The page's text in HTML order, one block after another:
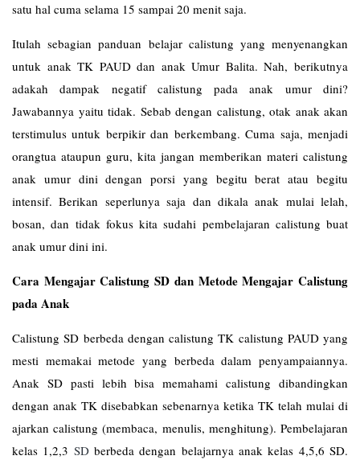
satu hal cuma selama 15 sampai 20 menit saja.
Itulah sebagian panduan belajar calistung yang menyenangkan
untuk anak TK PAUD dan anak Umur Balita. Nah, berikutnya
adakah dampak negatif calistung pada anak umur dini?
Jawabannya yaitu tidak. Sebab dengan calistung, otak anak akan
terstimulus untuk berpikir dan berkembang. Cuma saja, menjadi
orangtua ataupun guru, kita jangan memberikan materi calistung
anak umur dini dengan porsi yang begitu berat atau begitu
intensif. Berikan seperlunya saja dan dikala anak mulai lelah,
bosan, dan tidak fokus kita sudahi pembelajaran calistung buat
anak umur dini ini.
Cara Mengajar Calistung SD dan Metode Mengajar Calistung
pada Anak
Calistung SD berbeda dengan calistung TK calistung PAUD yang
mesti memakai metode yang berbeda dalam penyampaiannya.
Anak SD pasti lebih bisa memahami calistung dibandingkan
dengan anak TK disebabkan sebenarnya ketika TK telah mulai di
ajarkan calistung (membaca, menulis, menghitung). Pembelajaran
kelas 1,2,3 SDberbeda dengan belajarnya anak kelas 4,5,6 SD.